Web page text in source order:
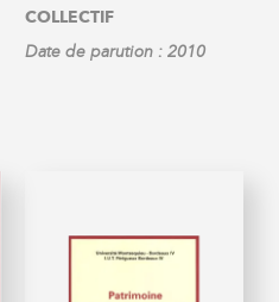
COLLECTIF
Date de parution : 2010